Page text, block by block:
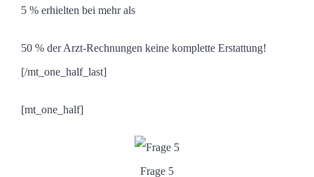
5 % erhielten bei mehr als
50 % der Arzt-Rechnungen keine komplette Erstattung!
[/mt_one_half_last]
[mt_one_half]
Frage 5